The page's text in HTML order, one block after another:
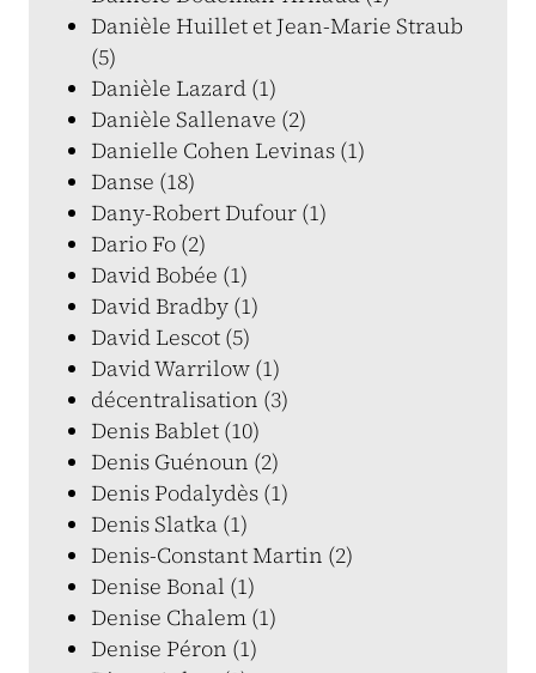
Danièle Huillet et Jean-Marie Straub
(5)
Danièle Lazard (1)
Danièle Sallenave (2)
Danielle Cohen Levinas (1)
Danse (18)
Dany-Robert Dufour (1)
Dario Fo (2)
David Bobée (1)
David Bradby (1)
David Lescot (5)
David Warrilow (1)
décentralisation (3)
Denis Bablet (10)
Denis Guénoun (2)
Denis Podalydès (1)
Denis Slatka (1)
Denis-Constant Martin (2)
Denise Bonal (1)
Denise Chalem (1)
Denise Péron (1)